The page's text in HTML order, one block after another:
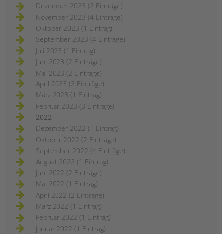
Dezember 2023 (2 Einträge)
November 2023 (4 Einträge)
Oktober 2023 (1 Eintrag)
September 2023 (4 Einträge)
Juli 2023 (1 Eintrag)
Juni 2023 (2 Einträge)
Mai 2023 (2 Einträge)
April 2023 (2 Einträge)
März 2023 (1 Eintrag)
Februar 2023 (3 Einträge)
2022
Dezember 2022 (1 Eintrag)
Oktober 2022 (2 Einträge)
September 2022 (4 Einträge)
August 2022 (1 Eintrag)
Juni 2022 (2 Einträge)
Mai 2022 (1 Eintrag)
April 2022 (2 Einträge)
März 2022 (1 Eintrag)
Februar 2022 (1 Eintrag)
Januar 2022 (1 Eintrag)